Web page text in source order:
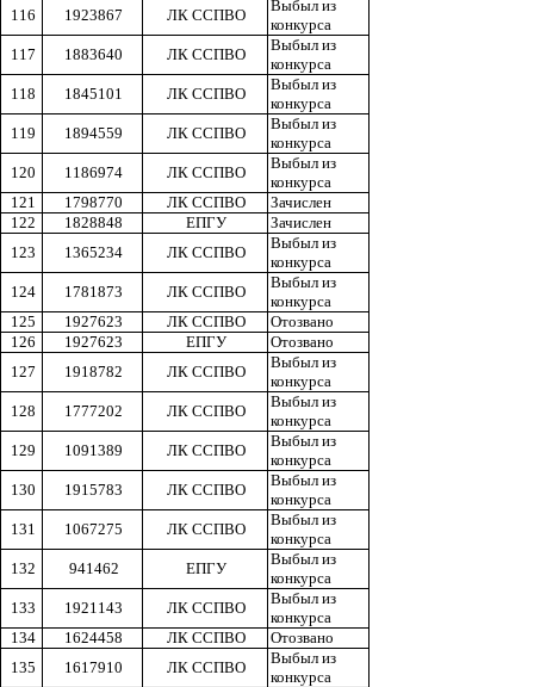
116 1923867 ЛК ССПВО
Выбыл из
конкурса
117
1883640 ЛК ССПВО
Выбыл из
конкурса
118
1845101 ЛК ССПВО
Выбыл из
конкурса
119
1894559 ЛК ССПВО
Выбыл из
конкурса
120
1186974 ЛК ССПВО
Выбыл из
конкурса
121
1798770 ЛК ССПВО
Зачислен
122
1828848 ЕПГУ
Зачислен
123
1365234 ЛК ССПВО
Выбыл из
конкурса
124
1781873 ЛК ССПВО
Выбыл из
конкурса
125
1927623 ЛК ССПВО
Отозвано
126
1927623 ЕПГУ
Отозвано
127
1918782 ЛК ССПВО
Выбыл из
конкурса
128
1777202 ЛК ССПВО
Выбыл из
конкурса
129
1091389 ЛК ССПВО
Выбыл из
конкурса
130
1915783 ЛК ССПВО
Выбыл из
конкурса
131
1067275 ЛК ССПВО
Выбыл из
конкурса
132
941462 ЕПГУ
Выбыл из
конкурса
133
1921143 ЛК ССПВО
Выбыл из
конкурса
134
1624458 ЛК ССПВО
Отозвано
135
1617910 ЛК ССПВО
Выбыл из
конкурса